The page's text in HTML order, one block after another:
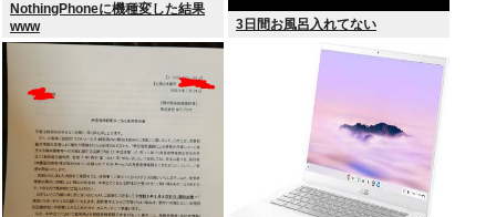
NothingPhoneに機種変した結果
www
3日間お風呂入れてない